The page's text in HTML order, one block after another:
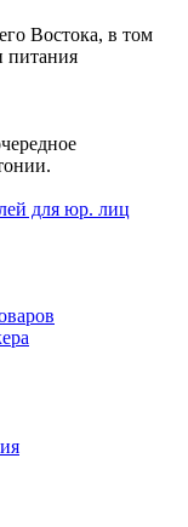
Востока, в том
питания
для юр. лиц